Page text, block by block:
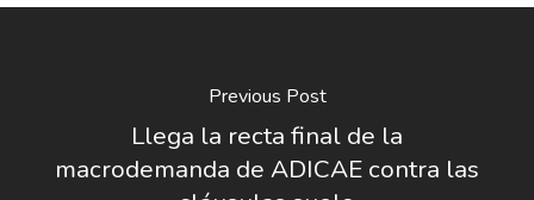
Previous Post
Llega la recta final de la
macrodemanda de ADICAE contra las